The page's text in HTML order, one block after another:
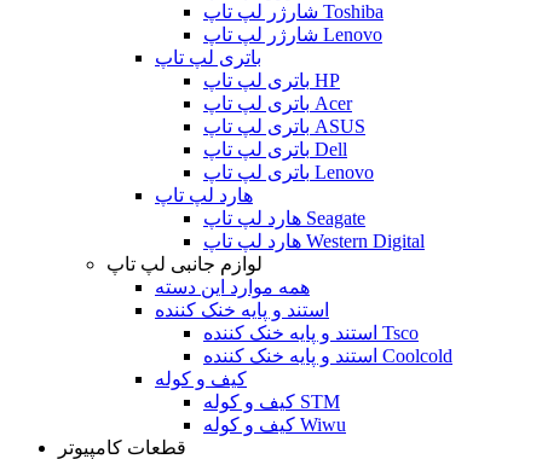
شارژر لپ تاپ Toshiba
شارژر لپ تاپ Lenovo
باتری لپ تاپ
باتری لپ تاپ HP
باتری لپ تاپ Acer
باتری لپ تاپ ASUS
باتری لپ تاپ Dell
باتری لپ تاپ Lenovo
هارد لپ تاپ
هارد لپ تاپ Seagate
هارد لپ تاپ Western Digital
لوازم جانبی لپ تاپ
همه موارد این دسته
استند و پایه خنک کننده
استند و پایه خنک کننده Tsco
استند و پایه خنک کننده Coolcold
کیف و کوله
کیف و کوله STM
کیف و کوله Wiwu
قطعات کامپیوتر